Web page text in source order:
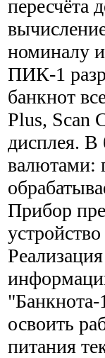
пересчёта
номиналу
ПИК-1
банкнот
Plus, Scan
дисплея. В
валютами:
Прибор
"Банкнота-
освоить
питания